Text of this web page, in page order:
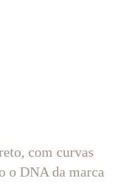
com curvas
o DNA da marca